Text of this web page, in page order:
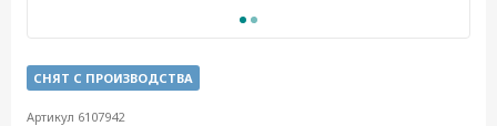
СНЯТ С ПРОИЗВОДСТВА
Артикул 6107942